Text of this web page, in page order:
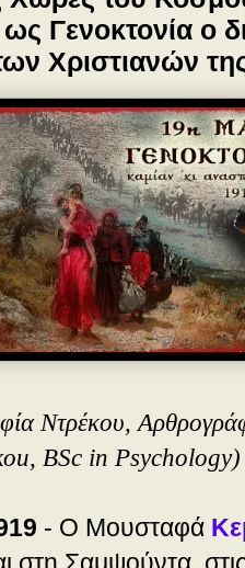
Γενοκτονία ο
Χριστιανών
Ντρέκου,
BSc in Psychology)
- Ο Μουσταφά